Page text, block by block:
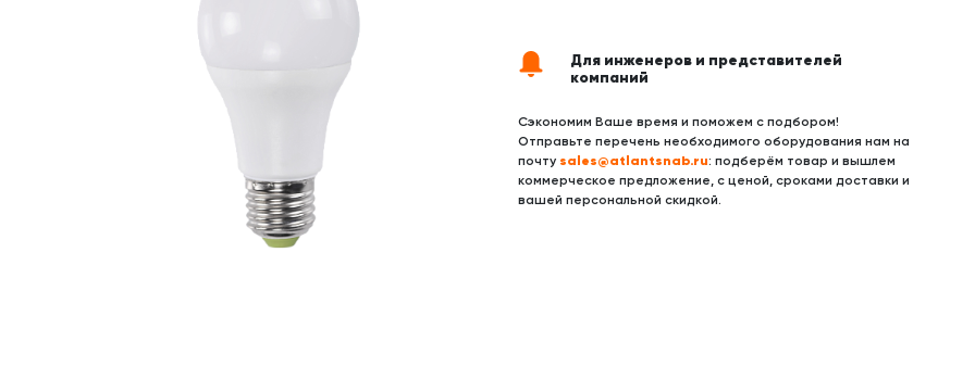
Для инженеров и представителей
компаний
Сэкономим Ваше время и поможем с подбором!
Отправьте перечень необходимого оборудования нам на
почту sales@atlantsnab.ru: подберём товар и вышлем
коммерческое предложение, с ценой, сроками доставки и
вашей персональной скидкой.